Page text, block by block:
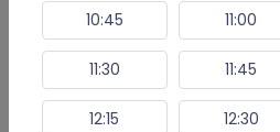
⁠Konsultacja lekarska:
Umów e-Wizytę (Wybierz
10:45 11:00
11:30 11:45
12:15 12:30